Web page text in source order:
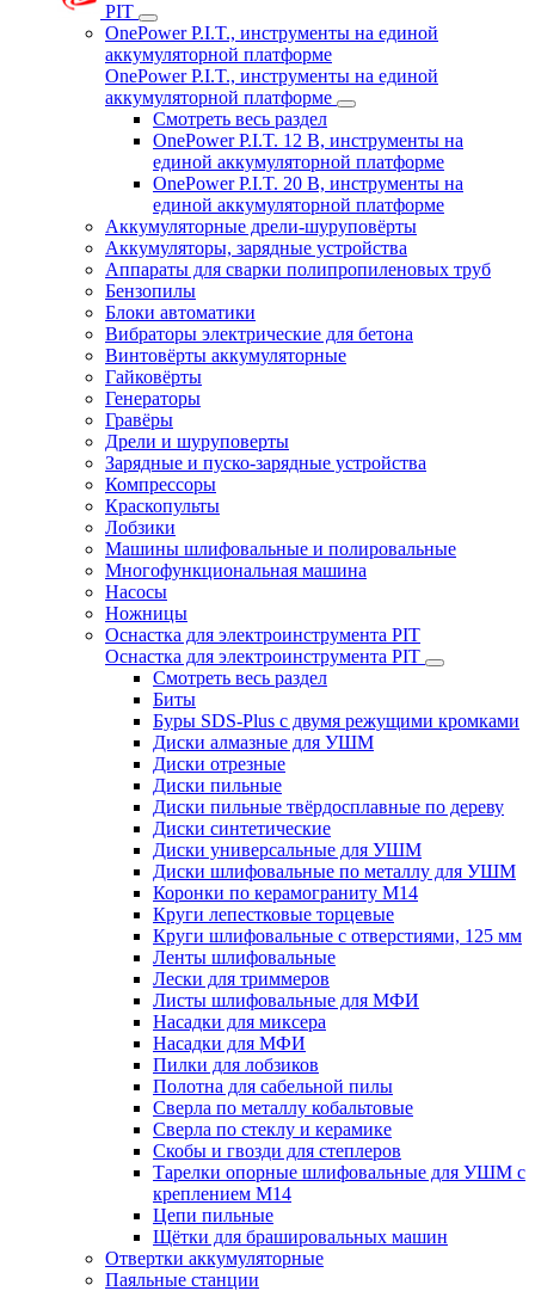
PIT
OnePower P.I.T., инструменты на единой
аккумуляторной платформе
OnePower P.I.T., инструменты на единой
аккумуляторной платформе
Смотреть весь раздел
OnePower P.I.T. 12 В, инструменты на
единой аккумуляторной платформе
OnePower P.I.T. 20 В, инструменты на
единой аккумуляторной платформе
Аккумуляторные дрели-шуруповёрты
Аккумуляторы, зарядные устройства
Аппараты для сварки полипропиленовых труб
Бензопилы
Блоки автоматики
Вибраторы электрические для бетона
Винтовёрты аккумуляторные
Гайковёрты
Генераторы
Гравёры
Дрели и шуруповерты
Зарядные и пуско-зарядные устройства
Компрессоры
Краскопульты
Лобзики
Машины шлифовальные и полировальные
Многофункциональная машина
Насосы
Ножницы
Оснастка для электроинструмента PIT
Оснастка для электроинструмента PIT
Смотреть весь раздел
Биты
Буры SDS-Plus c двумя режущими кромками
Диски алмазные для УШМ
Диски отрезные
Диски пильные
Диски пильные твёрдосплавные по дереву
Диски синтетические
Диски универсальные для УШМ
Диски шлифовальные по металлу для УШМ
Коронки по керамограниту M14
Круги лепестковые торцевые
Круги шлифовальные с отверстиями, 125 мм
Ленты шлифовальные
Лески для триммеров
Листы шлифовальные для МФИ
Насадки для миксера
Насадки для МФИ
Пилки для лобзиков
Полотна для сабельной пилы
Сверла по металлу кобальтовые
Сверла по стеклу и керамике
Скобы и гвозди для степлеров
Тарелки опорные шлифовальные для УШМ с
креплением М14
Цепи пильные
Щётки для брашировальных машин
Отвертки аккумуляторные
Паяльные станции